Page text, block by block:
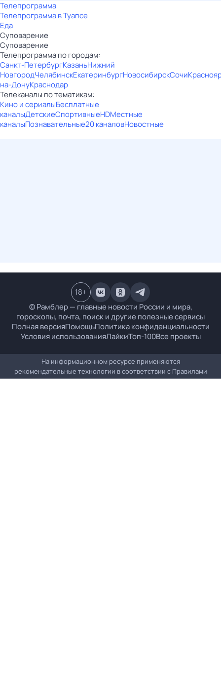
Телепрограмма
Телепрограмма в Туапсе
Еда
Суповарение
Суповарение
Телепрограмма по городам:
Санкт-ПетербургКазаньНижний
НовгородЧелябинскЕкатеринбургНовосибирскСочи
на-ДонуКраснодар
Телеканалы по тематикам:
Кино и сериалыБесплатные
каналыДетскиеСпортивныеHDМестные
каналыПознавательные20 каналовНовостные
© Рамблер — главные новости России и мира,
гороскопы, почта, поиск и другие полезные сервисы
Полная версияПомощьПолитика конфиденциальности
Условия использованияЛайкиТоп-100Все проекты
18+
На информационном ресурсе применяются
рекомендательные технологии в соответствии с Правилами